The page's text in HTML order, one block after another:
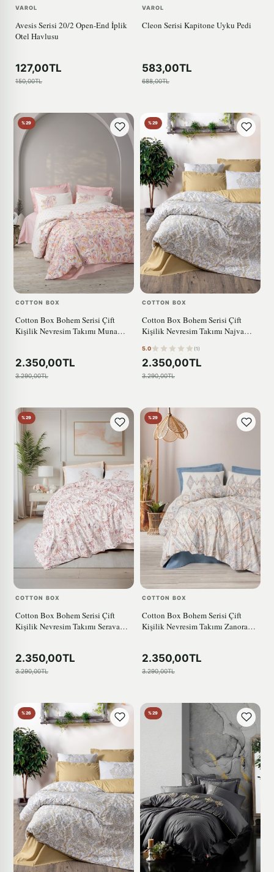
VAROL
Avesis Serisi 20/2 Open-End İplik
Otel Havlusu
127,00TL
150,00TL
VAROL
Cleon Serisi Kapitone Uyku Pedi
583,00TL
688,00TL
%29
COTTON BOX
Cotton Box Bohem Serisi Çift
Kişilik Nevresim Takımı Muna
2.350,00TL
3.290,00TL
%29
COTTON BOX
Cotton Box Bohem Serisi Çift
Kişilik Nevresim Takımı Najva
5.0 (1)
2.350,00TL
3.290,00TL
%29
COTTON BOX
Cotton Box Bohem Serisi Çift
Kişilik Nevresim Takımı Serava
2.350,00TL
3.290,00TL
%29
COTTON BOX
Cotton Box Bohem Serisi Çift
Kişilik Nevresim Takımı Zanora
2.350,00TL
3.290,00TL
%26 %29